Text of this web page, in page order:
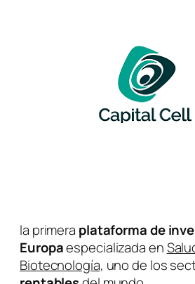
la primera plataforma de
Europaespecializada en
Biotecnología, uno de los